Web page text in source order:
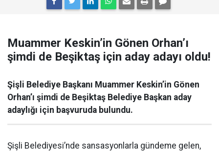
Muammer Keskin’in Gönen Orhan’ı
şimdi de Beşiktaş için aday adayı oldu!
Şişli Belediye Başkanı Muammer Keskin’in Gönen
Orhan’ı şimdi de Beşiktaş Belediye Başkan aday
adaylığı için başvuruda bulundu.
Şişli Belediyesi’nde sansasyonlarla gündeme gelen,